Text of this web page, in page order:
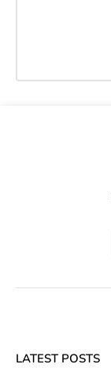
LATEST POSTS